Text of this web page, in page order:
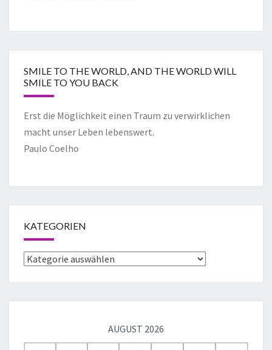
SMILE TO THE WORLD, AND THE WORLD WILL
SMILE TO YOU BACK
Erst die Möglichkeit einen Traum zu verwirklichen
macht unser Leben lebenswert.
Paulo Coelho
KATEGORIEN
AUGUST 2026